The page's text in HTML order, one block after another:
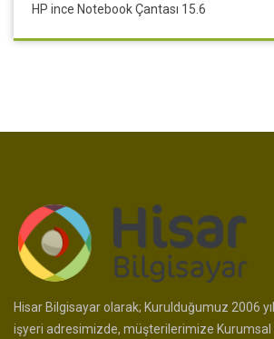
HP ince Notebook Çantası 15.6
Hisar Bilgisayar olarak; Kurulduğumuz 2006
işyeri adresimizde, müşterilerimize Kurumsal